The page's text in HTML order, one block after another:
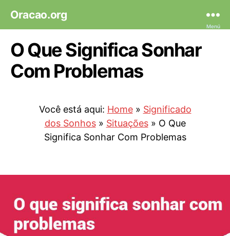
Oracao.org
Menú
O Que Significa Sonhar
Com Problemas
Você está aqui: Home» Significado
dos Sonhos» Situações» O Que
Significa Sonhar Com Problemas